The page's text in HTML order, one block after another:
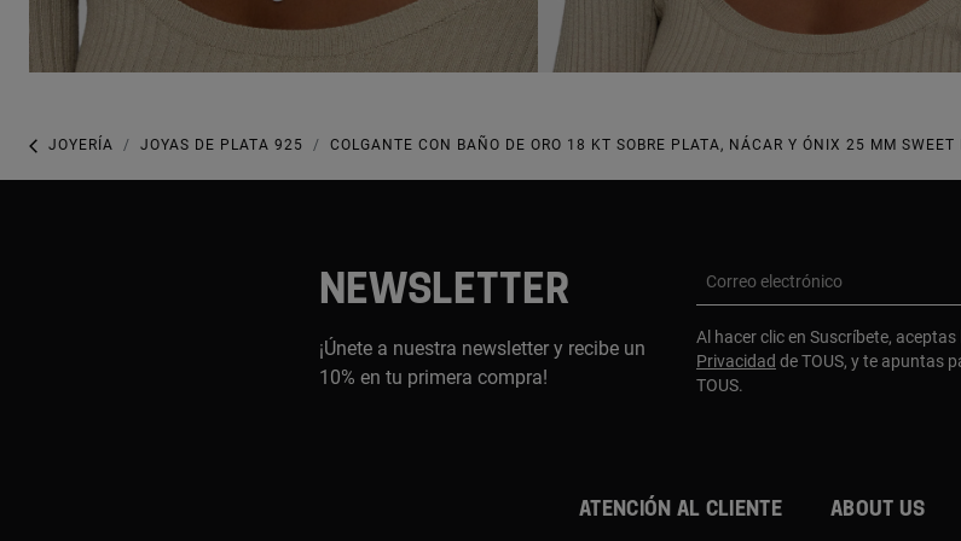
JOYERÍA JOYAS DE PLATA 925 COLGANTE CON BAÑO DE ORO 18 KT SOBRE PLATA, NÁCAR Y ÓNIX 25 MM SWEET
NEWSLETTER
¡Únete a nuestra newsletter y recibe un
10% en tu primera compra!
Correo electrónico
Al hacer clic en Suscríbete, aceptas
Privacidad de TOUS, y te apuntas
TOUS.
Atención al cliente About us